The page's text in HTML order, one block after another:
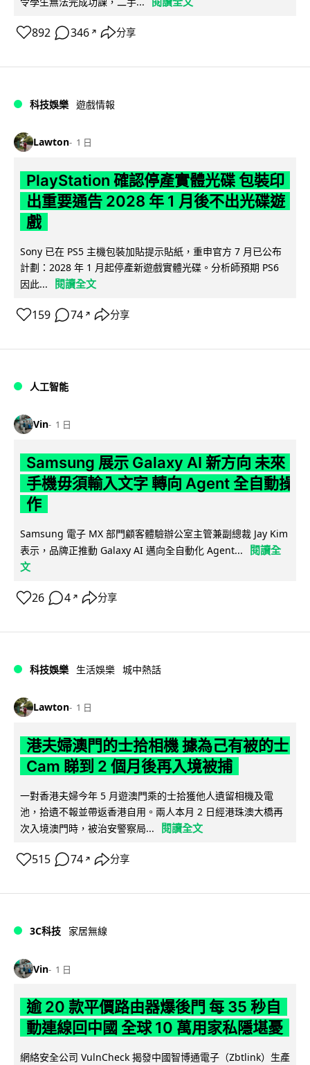
892 346 ↗ 分享
科技娛樂 遊戲情報
Lawton 1 日
PlayStation 確認停產實體光碟 包裝印
出重要通告 2028 年 1 月後不出光碟遊
戲
Sony 已在 PS5 主機包裝加貼提示貼紙，重申官方 7 月已公布
計劃：2028 年 1 月起停產新遊戲實體光碟。分析師預期 PS6
因此...
閱讀全文
159 74 ↗ 分享
人工智能
Vin 1 日
Samsung 展示 Galaxy AI 新方向 未來
手機毋須輸入文字 轉向 Agent 全自動操
作
Samsung 電子 MX 部門顧客體驗辦公室主管兼副總裁 Jay Kim
表示，品牌正推動 Galaxy AI 邁向全自動化 Agent...
閱讀全
文
26 4 ↗ 分享
科技娛樂 生活娛樂 城中熱話
Lawton 1 日
港夫婦澳門的士拾相機 據為己有被的士
Cam 睇到 2 個月後再入境被捕
一對香港夫婦今年 5 月遊澳門乘的士拾獲他人遺留相機及電
池，拾遺不報並帶返香港自用。兩人本月 2 日經港珠澳大橋再
次入境澳門時，被治安警察局...
閱讀全文
515 74 ↗ 分享
3C科技 家居無線
Vin 1 日
逾 20 款平價路由器爆後門 每 35 秒自
動連線回中國 全球 10 萬用家私隱堪憂
網絡安全公司 VulnCheck 揭發中國智博通電子（Zbtlink）生產